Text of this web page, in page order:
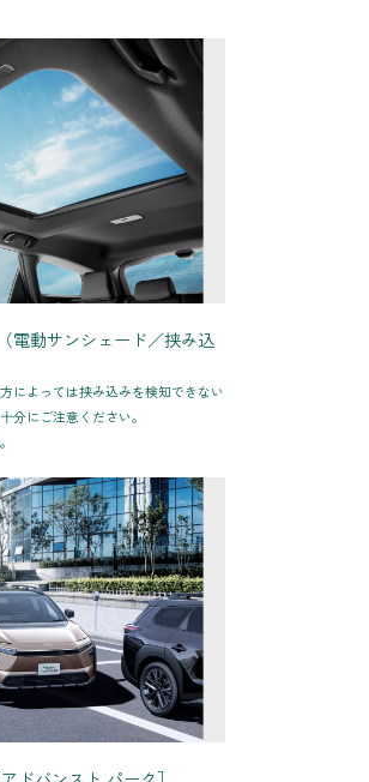
電動サンシェード／挟み込
によっては挟み込みを検知できない
分にご注意ください。